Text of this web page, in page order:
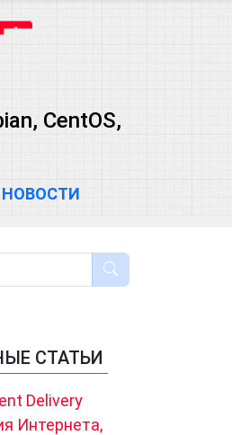
CentOS,
НОВОСТИ
СТАТЬИ
Delivery
Интернета,